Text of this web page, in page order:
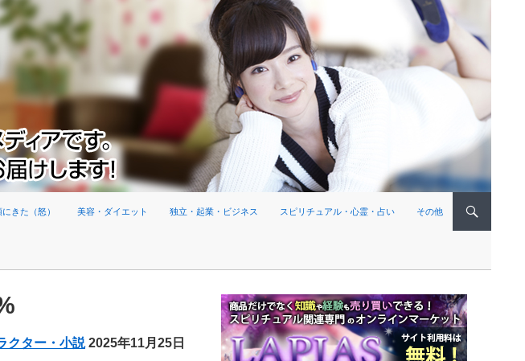
にきた（怒） 美容・ダイエット 独立・起業・ビジネス スピリチュアル・心霊・占い その他
クター・小説2025年11月25日